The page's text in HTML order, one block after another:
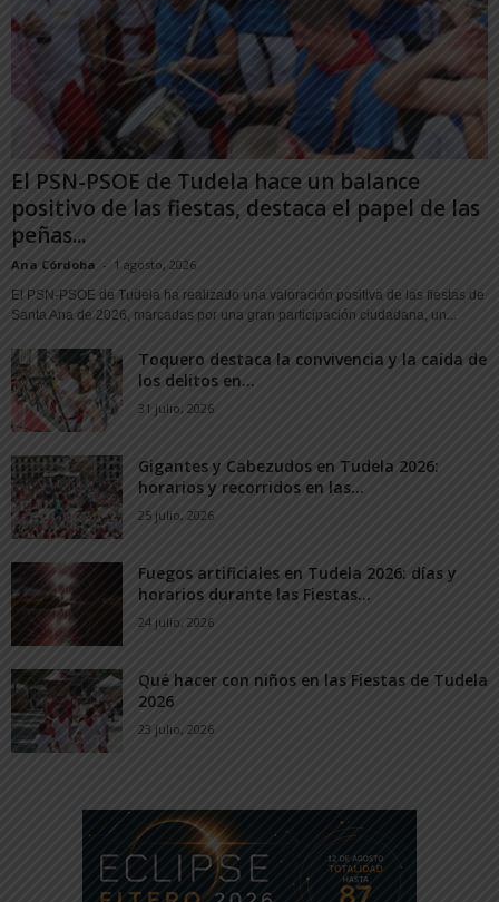
El PSN-PSOE de Tudela hace un balance
positivo de las fiestas, destaca el papel de las
peñas...
Ana Córdoba - 1 agosto, 2026
El PSN-PSOE de Tudela ha realizado una valoración positiva de las fiestas de
Santa Ana de 2026, marcadas por una gran participación ciudadana, un...
Toquero destaca la convivencia y la caída de
los delitos en...
31 julio, 2026
Gigantes y Cabezudos en Tudela 2026:
horarios y recorridos en las...
25 julio, 2026
Fuegos artificiales en Tudela 2026: días y
horarios durante las Fiestas...
24 julio, 2026
Qué hacer con niños en las Fiestas de Tudela
2026
23 julio, 2026